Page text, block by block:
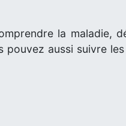
la maladie,
aussi suivre